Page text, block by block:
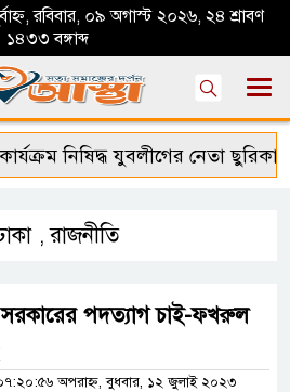
রবিবার, ০৯ অগাস্ট ২০২৬, ২৪ শ্রাবণ
১৪৩৩ বঙ্গাব্দ
নিষিদ্ধ যুবলীগের নেতা
,রাজনীতি
সরকারের পদত্যাগ চাই-ফখরুল
অপরাহ্ন, বুধবার, ১২ জুলাই ২০২৩